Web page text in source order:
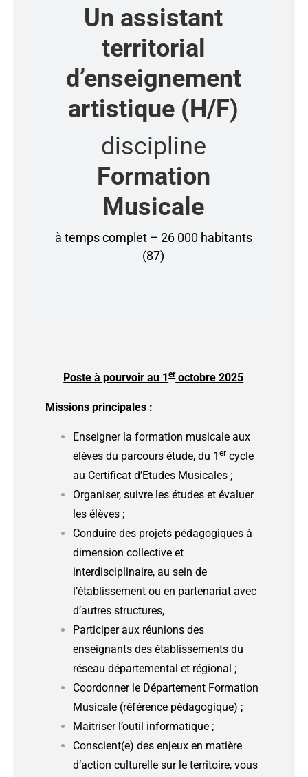
Un assistant
territorial
d’enseignement
artistique (H/F)
discipline
Formation
Musicale
à temps complet – 26 000 habitants
(87)
Poste à pourvoir au 1eroctobre 2025
Missions principales :
Enseigner la formation musicale aux
élèves du parcours étude, du 1er cycle
au Certificat d’Etudes Musicales ;
Organiser, suivre les études et évaluer
les élèves ;
Conduire des projets pédagogiques à
dimension collective et
interdisciplinaire, au sein de
l’établissement ou en partenariat avec
d’autres structures,
Participer aux réunions des
enseignants des établissements du
réseau départemental et régional ;
Coordonner le Département Formation
Musicale (référence pédagogique) ;
Maitriser l’outil informatique ;
Conscient(e) des enjeux en matière
d’action culturelle sur le territoire, vous